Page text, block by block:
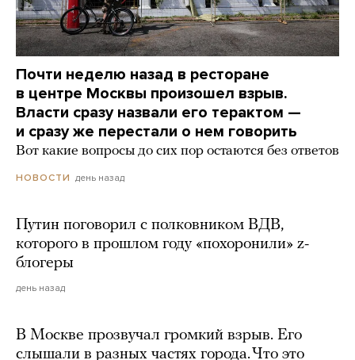
Почти неделю назад в ресторане
в центре Москвы произошел взрыв.
Власти сразу назвали его терактом —
и сразу же перестали о нем говорить
Вот какие вопросы до сих пор остаются без ответов
НОВОСТИ день назад
Путин поговорил с полковником ВДВ,
которого в прошлом году «похоронили» z-
блогеры
день назад
В Москве прозвучал громкий взрыв. Его
слышали в разных частях города. Что это